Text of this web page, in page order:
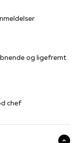
og ligefremt
chef